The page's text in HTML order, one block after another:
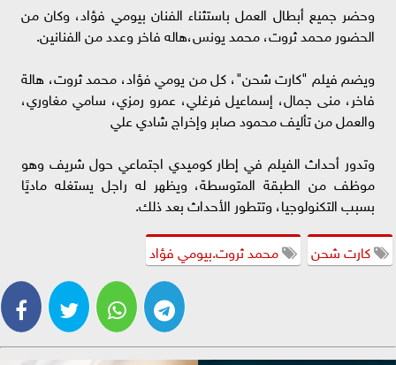
وحضر جميع أبطال العمل باستثناء الفنان بيومي فؤاد، وكان من
الحضور محمد ثروت، محمد يونس،هاله فاخر وعدد من الفنانين.
ويضم فيلم "كارت شحن"، كل من يومي فؤاد، محمد ثروت، هالة
فاخر، منى جمال، إسماعيل فرغلي، عمرو رمزي، سامي مغاوري،
والعمل من تأليف محمود صابر وإخراج شادي علي
وتدور أحداث الفيلم في إطار كوميدي اجتماعي حول شريف وهو
موظف من الطبقة المتوسطة، ويظهر له راجل يستغله ماديًا
بسبب التكنولوجيا، وتتطور الأحداث بعد ذلك.
كارت شحن
محمد ثروت.بيومي فؤاد